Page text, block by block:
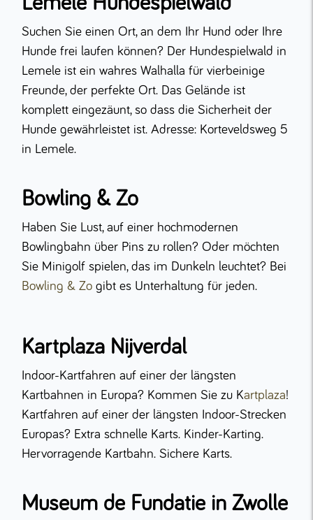
Suchen Sie einen Ort, an dem Ihr Hund oder Ihre
Hunde frei laufen können? Der Hundespielwald in
Lemele ist ein wahres Walhalla für vierbeinige
Freunde, der perfekte Ort. Das Gelände ist
komplett eingezäunt, so dass die Sicherheit der
Hunde gewährleistet ist. Adresse: Korteveldsweg 5
in Lemele.
Bowling & Zo
Haben Sie Lust, auf einer hochmodernen
Bowlingbahn über Pins zu rollen? Oder möchten
Sie Minigolf spielen, das im Dunkeln leuchtet? Bei
Bowling & Zo gibt es Unterhaltung für jeden.
Kartplaza Nijverdal
Indoor-Kartfahren auf einer der längsten
Kartbahnen in Europa? Kommen Sie zu Kartplaza!
Kartfahren auf einer der längsten Indoor-Strecken
Europas? Extra schnelle Karts. Kinder-Karting.
Hervorragende Kartbahn. Sichere Karts.
Museum de Fundatie in Zwolle